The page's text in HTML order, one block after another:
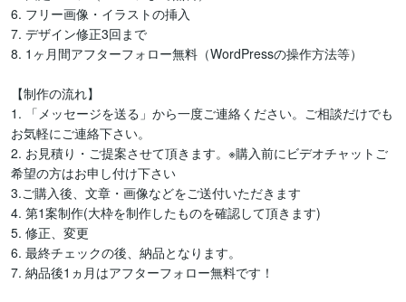
6. フリー画像・イラストの挿入
7. デザイン修正3回まで
8. 1ヶ月間アフターフォロー無料（WordPressの操作方法等）
【制作の流れ】
1. 「メッセージを送る」から一度ご連絡ください。ご相談だけでも
お気軽にご連絡下さい。
2. お見積り・ご提案させて頂きます。※購入前にビデオチャットご
希望の方はお申し付け下さい
3.ご購入後、文章・画像などをご送付いただきます
4. 第1案制作(大枠を制作したものを確認して頂きます)
5. 修正、変更
6. 最終チェックの後、納品となります。
7. 納品後1ヵ月はアフターフォロー無料です！